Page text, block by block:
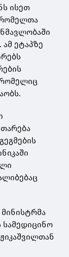
ისეთ
რომელთა
ეტაპზე
რომელიც